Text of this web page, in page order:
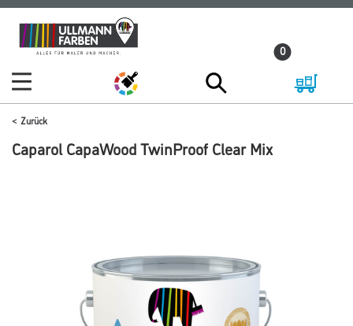
Zum
Inhalt
Zum
Navigationsmenü
0
Zurück
Caparol CapaWood TwinProof Clear Mix